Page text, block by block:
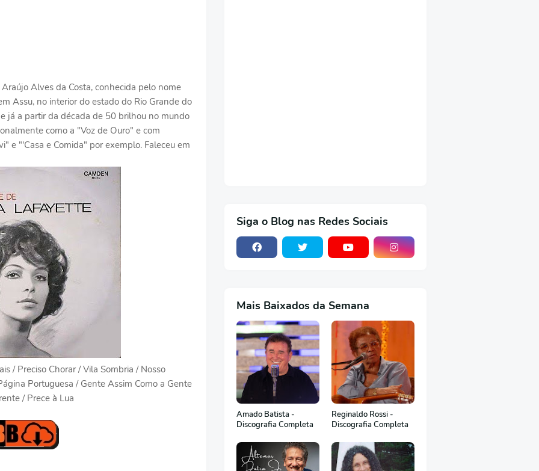
Alves da Costa, conhecida pelo nome
Assu, no interior do estado do Rio Grande do
já a partir da década de 50 brilhou no mundo
como a "Voz de Ouro" e com
e "'Casa e Comida" por exemplo. Faleceu em
/ Preciso Chorar / Vila Sombria / Nosso
Portuguesa / Gente Assim Como a Gente
/ Prece à Lua
Siga o Blog nas Redes Sociais
Mais Baixados da Semana
Amado Batista -
Discografia Completa
Reginaldo Rossi -
Discografia Completa